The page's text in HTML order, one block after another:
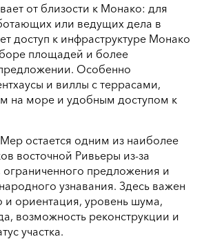
от близости к Монако: для
или ведущих дела в
доступ к инфраструктуре Монако
площадей и более
Особенно
и виллы с террасами,
на море и удобным доступом к
остается одним из наиболее
восточной Ривьеры из-за
ограниченного предложения и
узнавания. Здесь важен
и ориентация, уровень шума,
возможность реконструкции и
участка.